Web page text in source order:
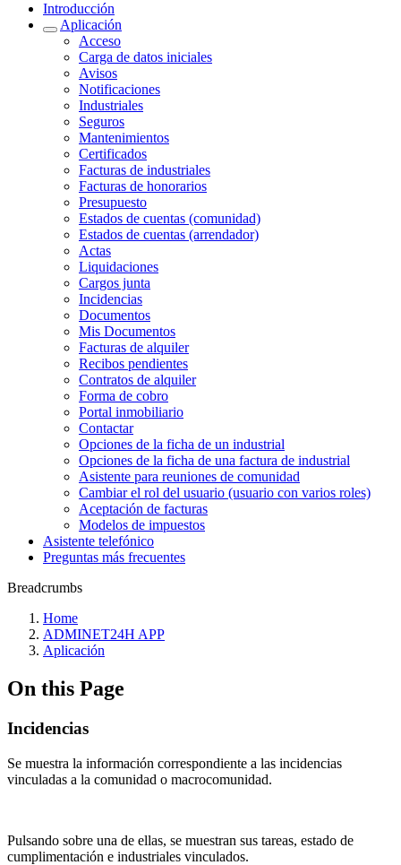
Introducción
Aplicación
Acceso
Carga de datos iniciales
Avisos
Notificaciones
Industriales
Seguros
Mantenimientos
Certificados
Facturas de industriales
Facturas de honorarios
Presupuesto
Estados de cuentas (comunidad)
Estados de cuentas (arrendador)
Actas
Liquidaciones
Cargos junta
Incidencias
Documentos
Mis Documentos
Facturas de alquiler
Recibos pendientes
Contratos de alquiler
Forma de cobro
Portal inmobiliario
Contactar
Opciones de la ficha de un industrial
Opciones de la ficha de una factura de industrial
Asistente para reuniones de comunidad
Cambiar el rol del usuario (usuario con varios roles)
Aceptación de facturas
Modelos de impuestos
Asistente telefónico
Preguntas más frecuentes
Breadcrumbs
Home
ADMINET24H APP
Aplicación
On this Page
Incidencias
Se muestra la información correspondiente a las incidencias
vinculadas a la comunidad o macrocomunidad.
Pulsando sobre una de ellas, se muestran sus tareas, estado de
cumplimentación e industriales vinculados.